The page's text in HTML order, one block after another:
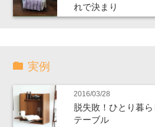
れで決まり
実例
2016/03/28
脱失敗！ひとり暮
テーブル